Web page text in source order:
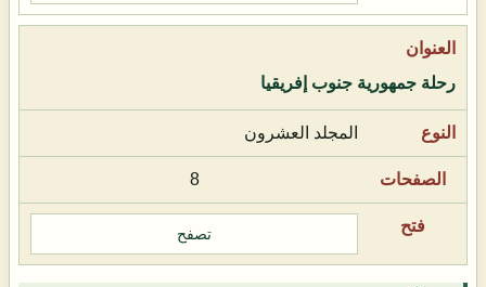
رحلة جمهورية جنوب إفريقيا
المجلد العشرون
8
تصفح